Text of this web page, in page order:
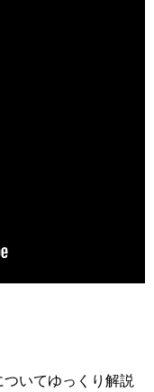
いてゆっくり解説